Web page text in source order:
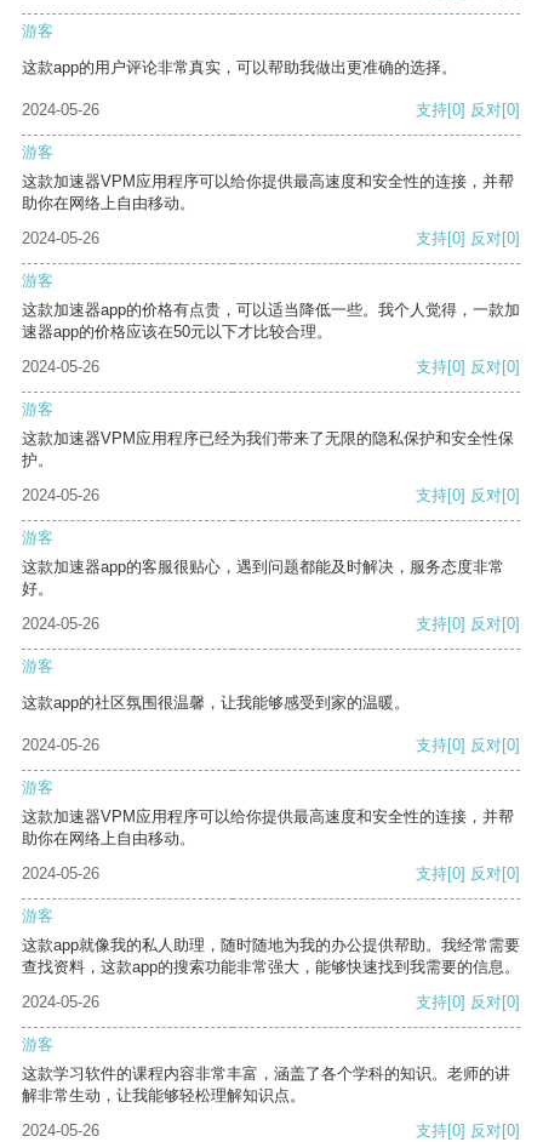
游客
这款app的用户评论非常真实，可以帮助我做出更准确的选择。
2024-05-26 支持[0] 反对[0]
游客
这款加速器VPM应用程序可以给你提供最高速度和安全性的连接，并帮
助你在网络上自由移动。
2024-05-26
支持[0] 反对[0]
游客
这款加速器app的价格有点贵，可以适当降低一些。我个人觉得，一款加
速器app的价格应该在50元以下才比较合理。
2024-05-26
支持[0] 反对[0]
游客
这款加速器VPM应用程序已经为我们带来了无限的隐私保护和安全性保
护。
2024-05-26
支持[0] 反对[0]
游客
这款加速器app的客服很贴心，遇到问题都能及时解决，服务态度非常
好。
2024-05-26
支持[0] 反对[0]
游客
这款app的社区氛围很温馨，让我能够感受到家的温暖。
2024-05-26 支持[0] 反对[0]
游客
这款加速器VPM应用程序可以给你提供最高速度和安全性的连接，并帮
助你在网络上自由移动。
2024-05-26
支持[0] 反对[0]
游客
这款app就像我的私人助理，随时随地为我的办公提供帮助。我经常需要
查找资料，这款app的搜索功能非常强大，能够快速找到我需要的信息。
2024-05-26
支持[0] 反对[0]
游客
这款学习软件的课程内容非常丰富，涵盖了各个学科的知识。老师的讲
解非常生动，让我能够轻松理解知识点。
2024-05-26
支持[0] 反对[0]